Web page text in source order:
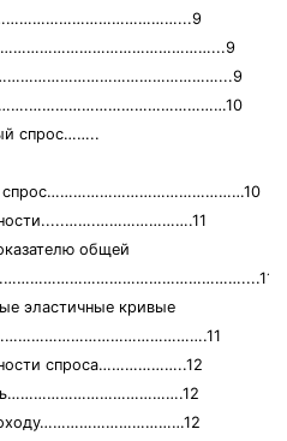
спрос……..
спрос………………………………………10
общей
эластичные кривые
спроса………………..12
доходу……………………………12